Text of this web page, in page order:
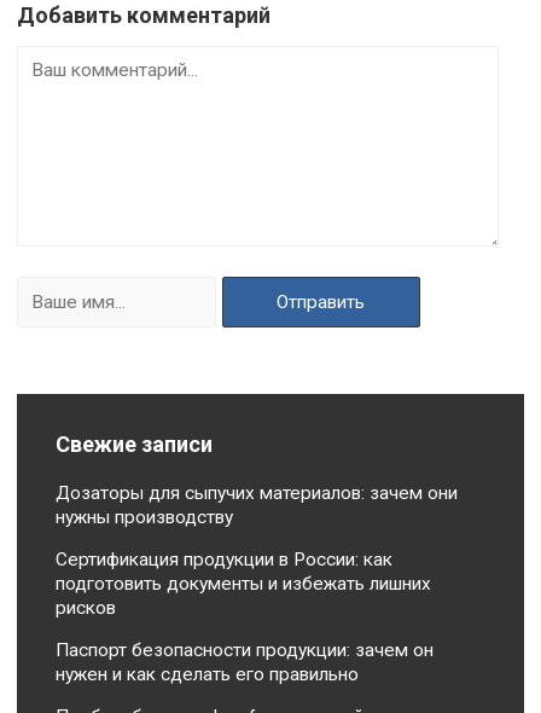
Добавить комментарий
Свежие записи
Дозаторы для сыпучих материалов: зачем они
нужны производству
Сертификация продукции в России: как
подготовить документы и избежать лишних
рисков
Паспорт безопасности продукции: зачем он
нужен и как сделать его правильно